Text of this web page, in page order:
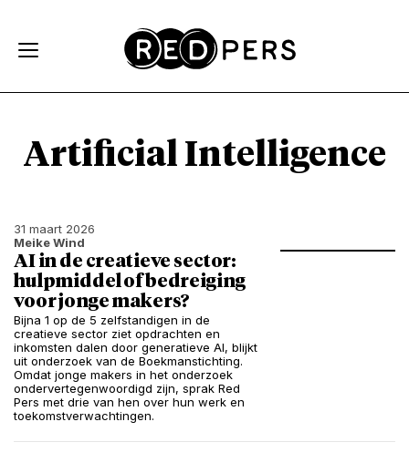
Artificial Intelligence
31 maart 2026
Meike Wind
AI in de creatieve sector:
hulpmiddel of bedreiging
voor jonge makers?
Bijna 1 op de 5 zelfstandigen in de
creatieve sector ziet opdrachten en
inkomsten dalen door generatieve AI, blijkt
uit onderzoek van de Boekmanstichting.
Omdat jonge makers in het onderzoek
ondervertegenwoordigd zijn, sprak Red
Pers met drie van hen over hun werk en
toekomstverwachtingen.